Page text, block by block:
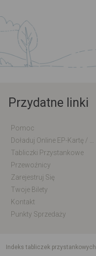
Przydatne linki
Pomoc
Tabliczki Przystankowe
Przewoźnicy
Zarejestruj Się
Twoje Bilety
Kontakt
Punkty Sprzedaży
indeks tabliczek przystankowych